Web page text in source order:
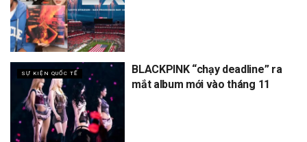
SỰ KIỆN QUỐC TẾ
BLACKPINK “chạy deadline” ra
mắt album mới vào tháng 11